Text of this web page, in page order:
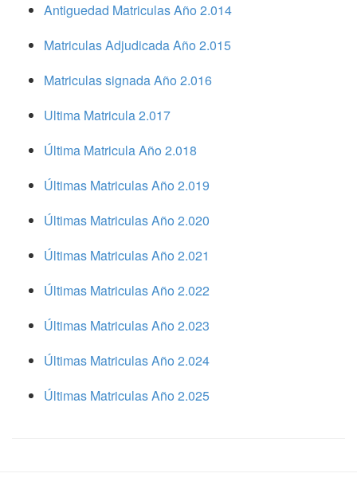
Antiguedad Matriculas Año 2.014
Matriculas Adjudicada Año 2.015
Matriculas signada Año 2.016
Ultima Matricula 2.017
Última Matricula Año 2.018
Últimas Matriculas Año 2.019
Últimas Matriculas Año 2.020
Últimas Matriculas Año 2.021
Últimas Matriculas Año 2.022
Últimas Matriculas Año 2.023
Últimas Matriculas Año 2.024
Últimas Matriculas Año 2.025